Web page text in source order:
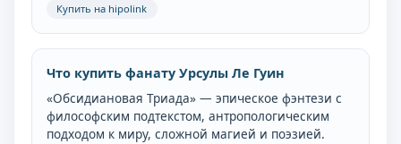
Купить на hipolink
Что купить фанату Урсулы Ле Гуин
«Обсидиановая Триада» — эпическое фэнтези с
философским подтекстом, антропологическим
подходом к миру, сложной магией и поэзией.